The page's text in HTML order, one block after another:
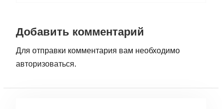
Добавить комментарий
Для отправки комментария вам необходимо
авторизоваться.